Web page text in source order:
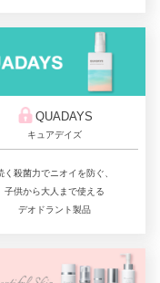
QUADAYS
キュアデイズ
く殺菌力でニオイを防ぐ、
子供から大人まで使える
デオドラント製品